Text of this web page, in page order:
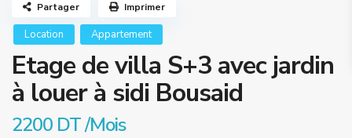
Location Appartement
Etage de villa S+3 avec jardin
à louer à sidi Bousaid
2200 DT/Mois
Partager Imprimer